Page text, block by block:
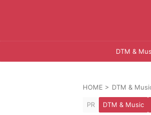
DTM &
HOME > DTM &
PR DTM & Music